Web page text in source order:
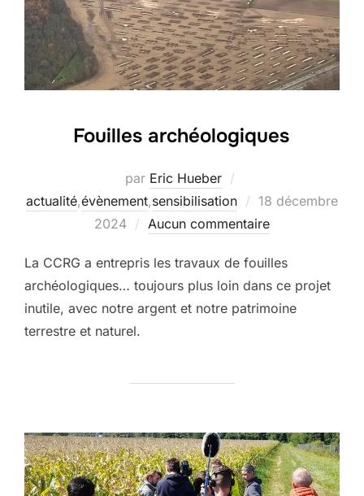
Fouilles archéologiques
par Eric Hueber
actualité,évènement,sensibilisation
Publié
le
18 décembre
2024
Aucun commentaire
La CCRG a entrepris les travaux de fouilles
archéologiques… toujours plus loin dans ce projet
inutile, avec notre argent et notre patrimoine
terrestre et naturel.